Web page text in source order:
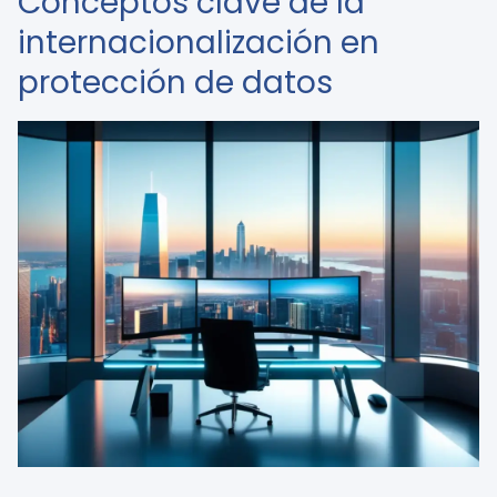
internacionalización en
protección de datos